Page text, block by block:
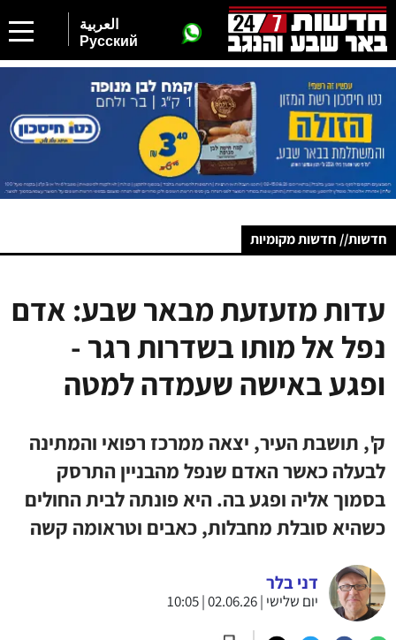
العربية
Русский
חדשות// חדשות מקומיות
עדות מזעזעת מבאר שבע: אדם
נפל אל מותו בשדרות רגר -
ופגע באישה שעמדה למטה
ק', תושבת העיר, יצאה ממרכז רפואי והמתינה
לבעלה כאשר האדם שנפל מהבניין התרסק
בסמוך אליה ופגע בה. היא פונתה לבית החולים
כשהיא סובלת מחבלות, כאבים וטראומה קשה
דני בלר
יום שלישי | 02.06.26 | 10:05